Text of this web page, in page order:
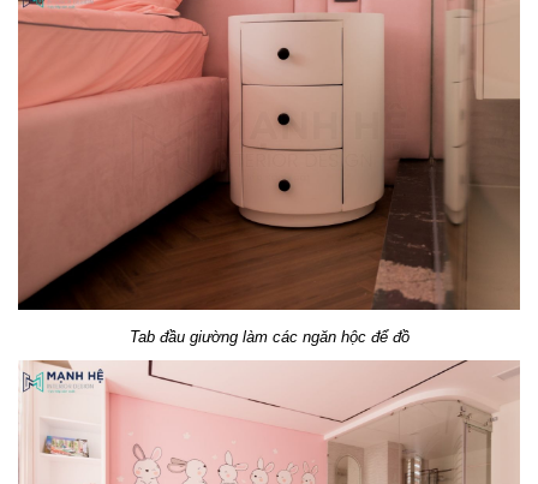
Tab đầu giường làm các ngăn hộc để đồ